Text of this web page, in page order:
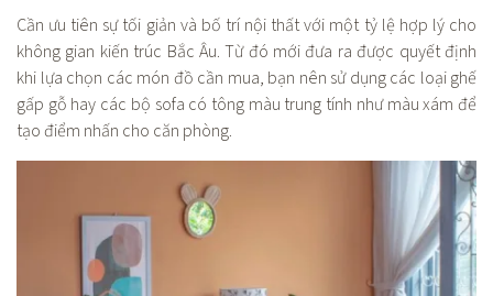
Cần ưu tiên sự tối giản và bố trí nội thất với một tỷ lệ hợp lý cho
không gian kiến trúc Bắc Âu. Từ đó mới đưa ra được quyết định
khi lựa chọn các món đồ cần mua, bạn nên sử dụng các loại ghế
gấp gỗ hay các bộ sofa có tông màu trung tính như màu xám để
tạo điểm nhấn cho căn phòng.